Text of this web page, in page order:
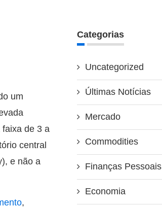
um
de 3 a
central
e não a
,
Categorias
Uncategorized
Últimas Notícias
Mercado
Commodities
Finanças Pessoais
Economia